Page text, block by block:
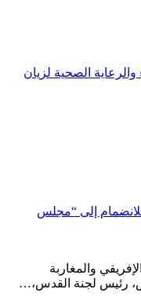
الصحية لزيان
إلى “مجلس
والمغاربة
رئيس لجنة القدس،…